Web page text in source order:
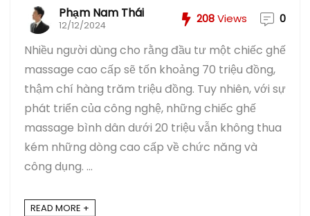
Phạm Nam Thái
12/12/2024 208Views 0
Nhiều người dùng cho rằng đầu tư một chiếc ghế
massage cao cấp sẽ tốn khoảng 70 triệu đồng,
thậm chí hàng trăm triệu đồng. Tuy nhiên, với sự
phát triển của công nghệ, những chiếc ghế
massage bình dân dưới 20 triệu vẫn không thua
kém những dòng cao cấp về chức năng và
công dụng. ...
READ MORE +